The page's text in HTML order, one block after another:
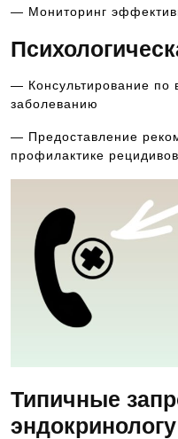
— Мониторинг
— Консультирование по
заболеванию
— Предоставление
профилактике рецидивов
Типичные